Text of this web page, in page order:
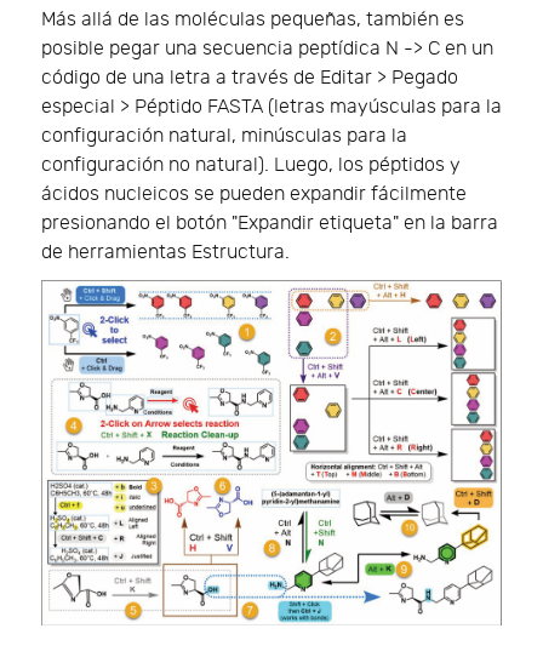
Más allá de las moléculas pequeñas, también es
posible pegar una secuencia peptídica N -> C en un
código de una letra a través de Editar > Pegado
especial > Péptido FASTA (letras mayúsculas para la
configuración natural, minúsculas para la
configuración no natural). Luego, los péptidos y
ácidos nucleicos se pueden expandir fácilmente
presionando el botón "Expandir etiqueta" en la barra
de herramientas Estructura.